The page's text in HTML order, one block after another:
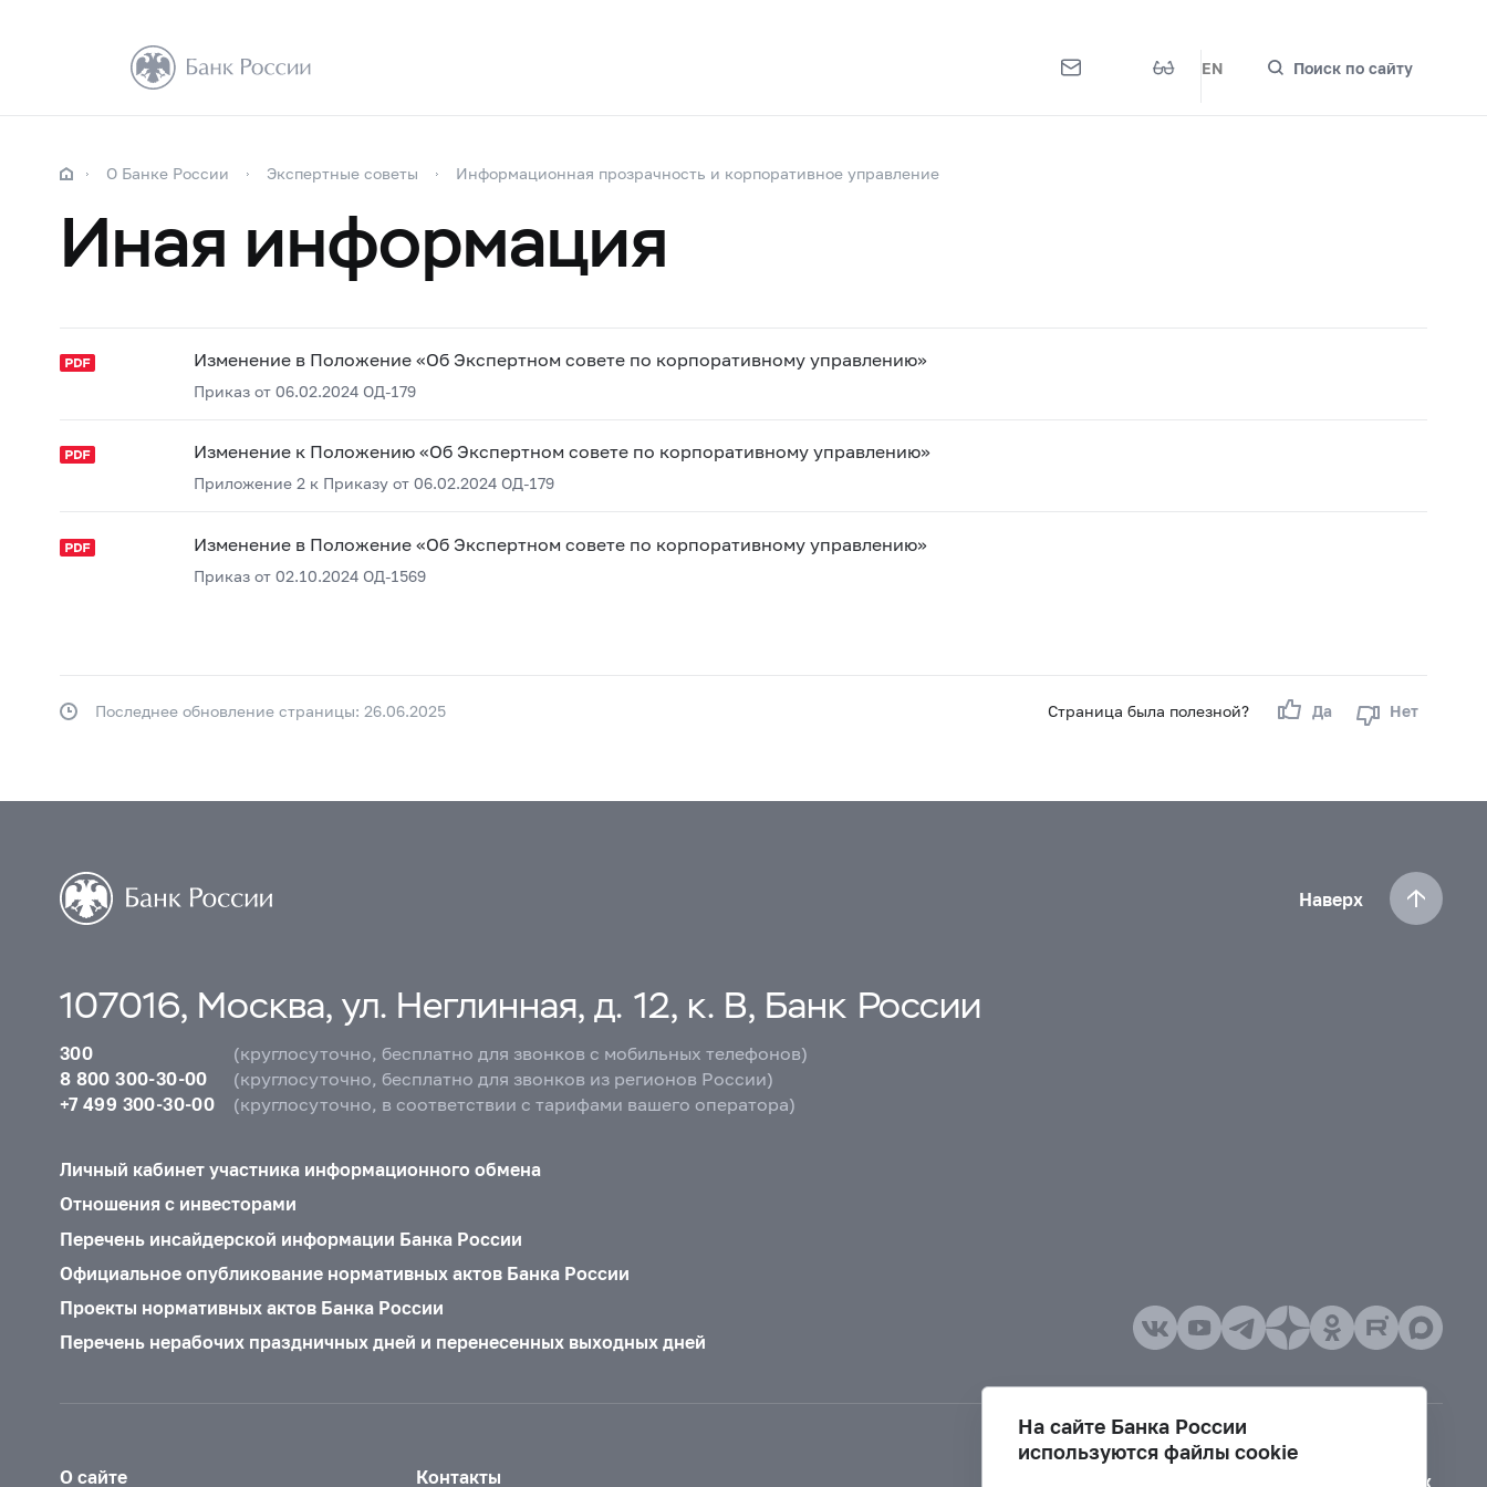
EN Поиск по сайту
О Банке России Экспертные советы Информационная прозрачность и корпоративное управление
Иная информация
Изменение в Положение «Об Экспертном совете по корпоративному управлению»
Приказ от 06.02.2024 ОД-179
Изменение к Положению «Об Экспертном совете по корпоративному управлению»
Приложение 2 к Приказу от 06.02.2024 ОД-179
Изменение в Положение «Об Экспертном совете по корпоративному управлению»
Приказ от 02.10.2024 ОД-1569
Страница была полезной? Да Нет
Последнее обновление страницы: 26.06.2025
Наверх
107016, Москва, ул. Неглинная, д. 12, к. В, Банк России
300
(круглосуточно, бесплатно для звонков с мобильных телефонов)
8 800 300-30-00
(круглосуточно, бесплатно для звонков из регионов России)
+7 499 300-30-00
(круглосуточно, в соответствии с тарифами вашего оператора)
Личный кабинет участника информационного обмена
Отношения с инвесторами
Перечень инсайдерской информации Банка России
Официальное опубликование нормативных актов Банка России
Проекты нормативных актов Банка России
Перечень нерабочих праздничных дней и перенесенных выходных дней
О сайте Контакты Версия для слабовидящих
На сайте Банка России
используются файлы cookie